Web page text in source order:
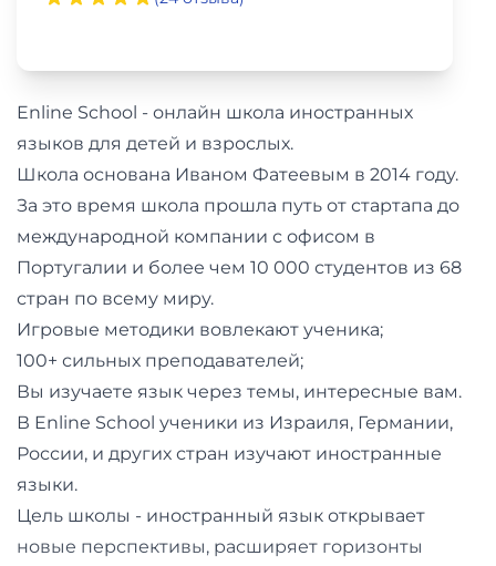
Enline School - онлайн школа иностранных
языков для детей и взрослых.
Школа основана Иваном Фатеевым в 2014 году.
За это время школа прошла путь от стартапа до
международной компании с офисом в
Португалии и более чем 10 000 студентов из 68
стран по всему миру.
Игровые методики вовлекают ученика;
100+ сильных преподавателей;
Вы изучаете язык через темы, интересные вам.
В Enline School ученики из Израиля, Германии,
России, и других стран изучают иностранные
языки.
Цель школы - иностранный язык открывает
новые перспективы, расширяет горизонты
язык
Для
детей
Красота,
здоровье,
фитнес
Психология
саморазвитие